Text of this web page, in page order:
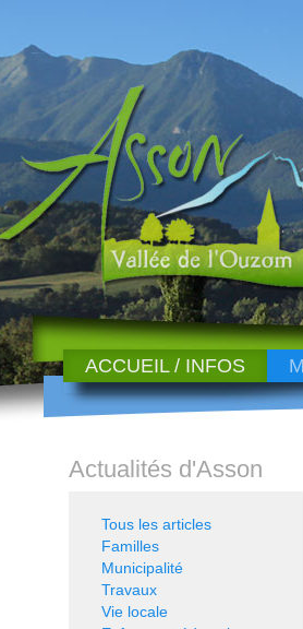
ACCUEIL / INFOS
Actualités d'Asson
Tous les articles
Familles
Municipalité
Travaux
Vie locale